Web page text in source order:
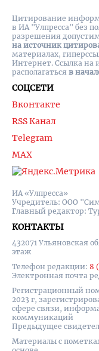
ИА «Улпресса»
Учредитель: ООО
Главный редактор:
КОНТАКТЫ
432071 Ульяновская
этаж
Телефон редакции: 8
Электронная почта
Регистрационный
2023 г,
сфере связи,
коммуникаций
Предыдущее
Материалы с
СОЦСЕТИ
Вконтакте
RSS Канал
Telegram
MAX
Цитирование
в ИА "Улпресса" без
разрешения
на источник
материалах,
Интернет. Ссылка на
располагаться в